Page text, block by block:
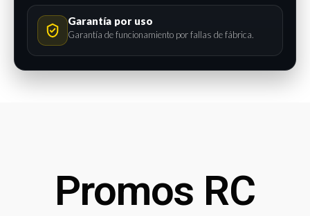
Garantía por uso
Garantía de funcionamiento por fallas de fábrica.
Promos RC